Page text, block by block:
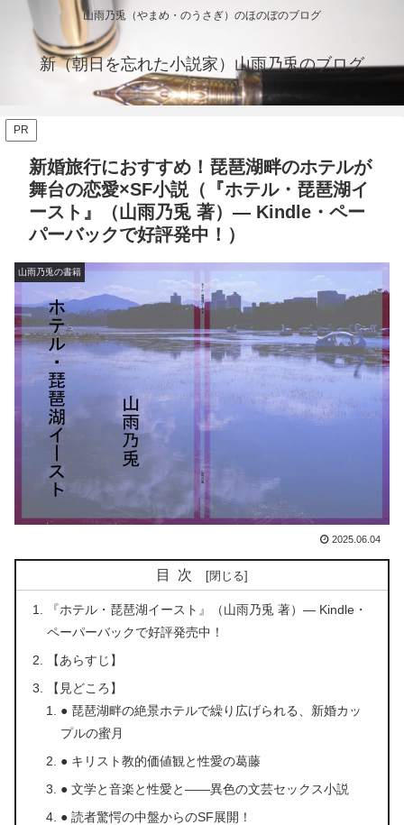
山雨乃兎（やまめ・のうさぎ）のほのぼのブログ
新（朝日を忘れた小説家）山雨乃兎のブログ
PR
新婚旅行におすすめ！琵琶湖畔のホテルが
舞台の恋愛×SF小説（『ホテル・琵琶湖イ
ースト』（山雨乃兎 著）— Kindle・ペー
パーバックで好評発中！）
山雨乃兎の書籍
2025.06.04
目次
『ホテル・琵琶湖イースト』（山雨乃兎 著）— Kindle・
ペーパーバックで好評発売中！
【あらすじ】
【見どころ】
● 琵琶湖畔の絶景ホテルで繰り広げられる、新婚カッ
プルの蜜月
● キリスト教的価値観と性愛の葛藤
● 文学と音楽と性愛と——異色の文芸セックス小説
● 読者驚愕の中盤からのSF展開！